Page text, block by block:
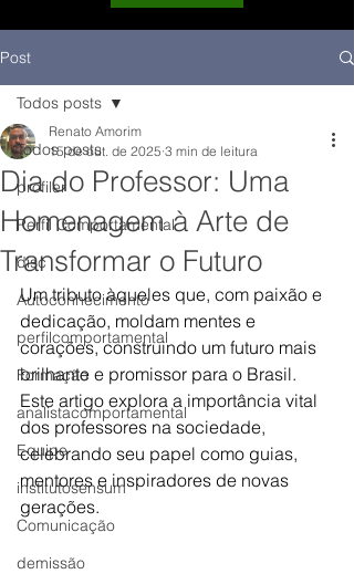
Post
Todos posts
profiler
Perfil Comportamental
disc
Autoconhecimento
perfilcomportamental
Formação
analistacomportamental
Equipe
institutosensum
Comunicação
demissão
Todos posts
Dia do Professor: Uma
Homenagem à Arte de
Transformar o Futuro
Renato Amorim
15 de out. de 2025 3 min de leitura
Um tributo àqueles que, com paixão e
dedicação, moldam mentes e
corações, construindo um futuro mais
brilhante e promissor para o Brasil.
Este artigo explora a importância vital
dos professores na sociedade,
celebrando seu papel como guias,
mentores e inspiradores de novas
gerações.